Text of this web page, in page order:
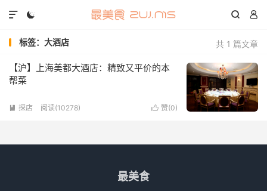
  

共 1 篇文章
标签：大酒店
【沪】上海美都大酒店：精致又平价的本
帮菜
 赞(0)
 探店 阅读(10278)
最美食